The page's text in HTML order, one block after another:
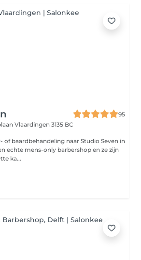
95
Vlaardingen 3135 BC
of baardbehandeling naar Studio Seven in
echte mens-only barbershop en ze zijn
ka...